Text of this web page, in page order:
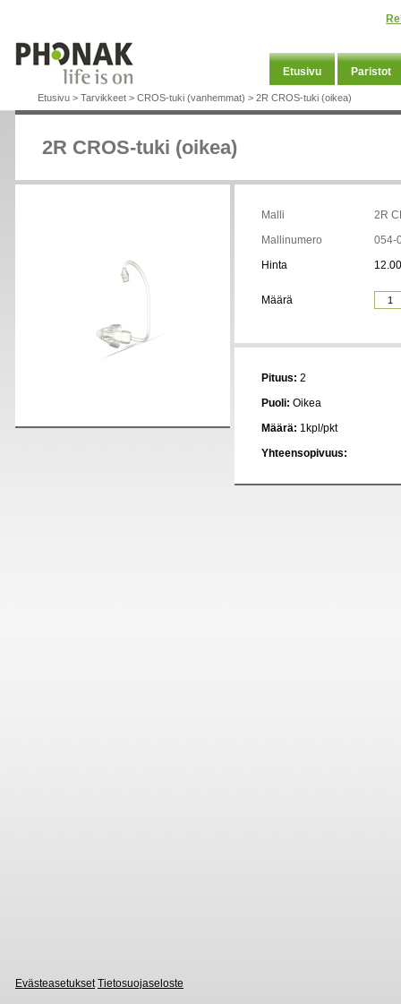
Etusivu Paristot
Etusivu > Tarvikkeet > CROS-tuki (vanhemmat) > 2R CROS-tuki (oikea)
2R CROS-tuki (oikea)
Malli
2R
Mallinumero
054-
Hinta
Määrä
Pituus: 2
Puoli: Oikea
Määrä: 1kpl/pkt
Yhteensopivuus:
Evästeasetukset Tietosuojaseloste